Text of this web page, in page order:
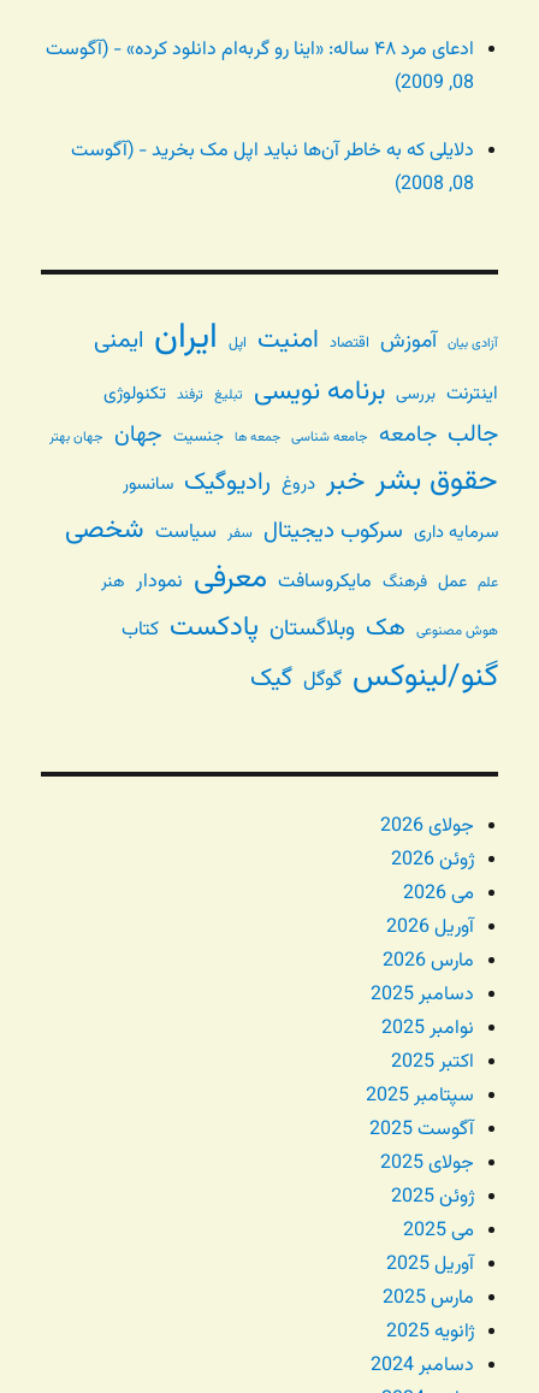
ادعای مرد ۴۸ ساله: «اینا رو گربه‌ام دانلود کرده» - (آگوست
08, 2009)
دلایلی که به خاطر آن‌ها نباید اپل مک بخرید - (آگوست
08, 2008)
آزادی بیان آموزش اقتصاد امنیت اپل ایران ایمنی
اینترنت بررسی برنامه نویسی تبلیغ ترفند تکنولوژی
جالب جامعه جامعه شناسی جمعه ها جنسیت جهان جهان بهتر
حقوق بشر خبر دروغ رادیوگیک سانسور
سرمایه داری سرکوب دیجیتال سفر سیاست شخصی
علم عمل فرهنگ مایکروسافت معرفی نمودار هنر
هوش مصنوعی هک وبلاگستان پادکست کتاب
گنو/لینوکس گوگل گیک
جولای 2026
ژوئن 2026
می 2026
آوریل 2026
مارس 2026
دسامبر 2025
نوامبر 2025
اکتبر 2025
سپتامبر 2025
آگوست 2025
جولای 2025
ژوئن 2025
می 2025
آوریل 2025
مارس 2025
ژانویه 2025
دسامبر 2024